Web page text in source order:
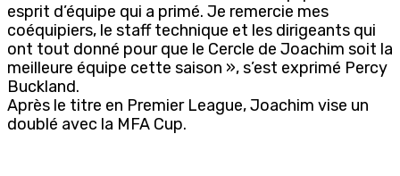
esprit d’équipe qui a primé. Je remercie mes
coéquipiers, le staff technique et les dirigeants qui
ont tout donné pour que le Cercle de Joachim soit la
meilleure équipe cette saison », s’est exprimé Percy
Buckland.
Après le titre en Premier League, Joachim vise un
doublé avec la MFA Cup.